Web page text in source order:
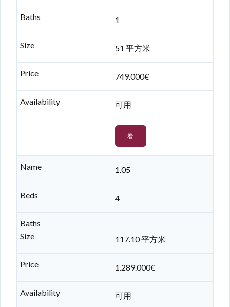
1
51 平方米
749.000€
可用
看
1.05
4
117.10 平方米
1.289.000€
可用